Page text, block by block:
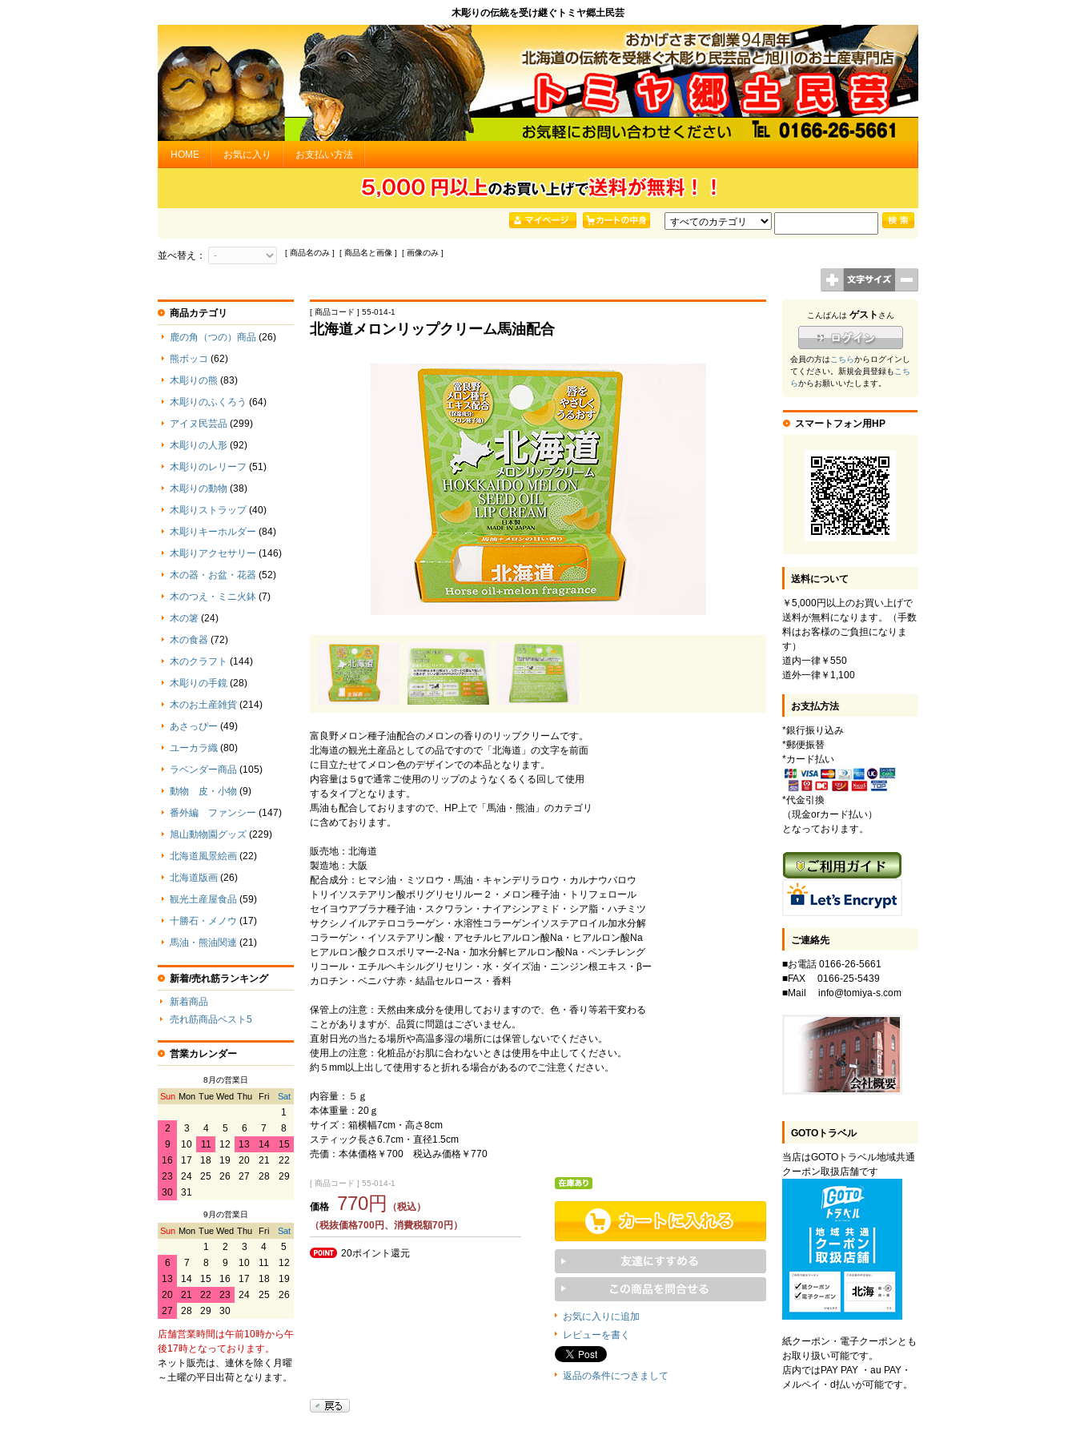
木彫りの伝統を受け継ぐトミヤ郷土民芸
HOME お気に入り お支払い方法
並べ替え： [ 商品名のみ ] [ 商品名と画像 ] [ 画像のみ ]
[ 商品コード ] 55-014-1
北海道メロンリップクリーム馬油配合
富良野メロン種子油配合のメロンの香りのリップクリームです。
北海道の観光土産品としての品ですので「北海道」の文字を前面
に目立たせてメロン色のデザインでの本品となります。
内容量は５gで通常ご使用のリップのようなくるくる回して使用
するタイプとなります。
馬油も配合しておりますので、HP上で「馬油・熊油」のカテゴリ
に含めております。
販売地：北海道
製造地：大阪
配合成分：ヒマシ油・ミツロウ・馬油・キャンデリラロウ・カルナウバロウ
トリイソステアリン酸ポリグリセリルー２・メロン種子油・トリフェロール
セイヨウアブラナ種子油・スクワラン・ナイアシンアミド・シア脂・ハチミツ
サクシノイルアテロコラーゲン・水溶性コラーゲンイソステアロイル加水分解
コラーゲン・イソステアリン酸・アセチルヒアルロン酸Na・ヒアルロン酸Na
ヒアルロン酸クロスポリマー-2-Na・加水分解ヒアルロン酸Na・ペンチレング
リコール・エチルヘキシルグリセリン・水・ダイズ油・ニンジン根エキス・βー
カロチン・ベニバナ赤・結晶セルロース・香料
保管上の注意：天然由来成分を使用しておりますので、色・香り等若干変わる
ことがありますが、品質に問題はございません。
直射日光の当たる場所や高温多湿の場所には保管しないでください。
使用上の注意：化粧品がお肌に合わないときは使用を中止してください。
約５mm以上出して使用すると折れる場合があるのでご注意ください。
内容量：５ｇ
本体重量：20ｇ
サイズ：箱横幅7cm・高さ8cm
スティック長さ6.7cm・直径1.5cm
売価：本体価格￥700 税込み価格￥770
[ 商品コード ] 55-014-1
価格 770円
（税込）
（税抜価格700円、消費税額70円）
20ポイント還元
お気に入りに追加
レビューを書く
返品の条件につきまして
商品カテゴリ
鹿の角（つの）商品 (26)
熊ボッコ (62)
木彫りの熊 (83)
木彫りのふくろう (64)
アイヌ民芸品 (299)
木彫りの人形 (92)
木彫りのレリーフ (51)
木彫りの動物 (38)
木彫りストラップ (40)
木彫りキーホルダー (84)
木彫りアクセサリー (146)
木の器・お盆・花器 (52)
木のつえ・ミニ火鉢 (7)
木の箸 (24)
木の食器 (72)
木のクラフト (144)
木彫りの手鏡 (28)
木のお土産雑貨 (214)
あさっぴー (49)
ユーカラ織 (80)
ラベンダー商品 (105)
動物 皮・小物 (9)
番外編 ファンシー (147)
旭山動物園グッズ (229)
北海道風景絵画 (22)
北海道版画 (26)
観光土産屋食品 (59)
十勝石・メノウ (17)
馬油・熊油関連 (21)
新着/売れ筋ランキング
新着商品
売れ筋商品ベスト5
営業カレンダー
8月の営業日
Sun Mon Tue Wed Thu Fri Sat
1
2
3 4 5 6 7
8
9
10 11 12 13 14
15
16
17 18 19 20 21
22
23
24 25 26 27 28
29
30
31
9月の営業日
Sun Mon Tue Wed Thu Fri Sat
1 2 3 4
5
6
7 8 9 10 11
12
13
14 15 16 17 18
19
20
21 22 23 24 25
26
27
28 29 30
店舗営業時間は午前10時から午
後17時となっております。
ネット販売は、連休を除く月曜
～土曜の平日出荷となります。
こんばんは ゲスト さん
会員の方はこちらからログインし
てください。新規会員登録もこち
らからお願いいたします。
スマートフォン用HP
送料について
￥5,000円以上のお買い上げで
送料が無料になります。（手数
料はお客様のご負担になりま
す）
道内一律￥550
道外一律￥1,100
お支払方法
*銀行振り込み
*郵便振替
*カード払い
*代金引換
（現金orカード払い）
となっております。
ご連絡先
■お電話 0166-26-5661
■FAX 0166-25-5439
■Mail info@tomiya-s.com
GOTOトラベル
当店はGOTOトラベル地域共通
クーポン取扱店舗です
紙クーポン・電子クーポンとも
お取り扱い可能です。
店内ではPAY PAY ・au PAY・
メルペイ・d払いが可能です。